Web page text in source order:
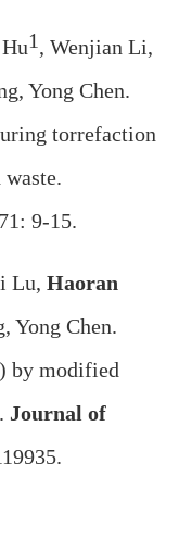
1, Wenjian Li,
Yong Chen.
torrefaction
9-15.
Lu, Haoran
Yong Chen.
by modified
Journal of